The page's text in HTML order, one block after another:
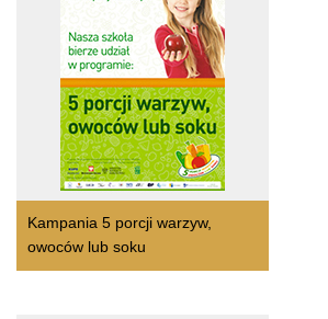
Kampania 5 porcji warzyw,
owoców lub soku